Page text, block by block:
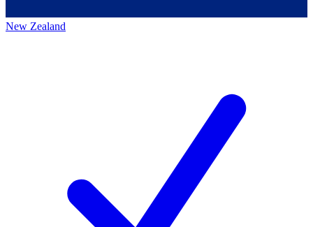
New Zealand